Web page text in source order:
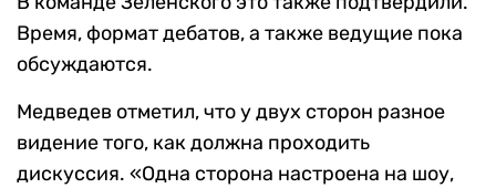
Время, формат дебатов, а также ведущие пока
обсуждаются.
Медведев отметил, что у двух сторон разное
видение того, как должна проходить
дискуссия. «Одна сторона настроена на шоу,